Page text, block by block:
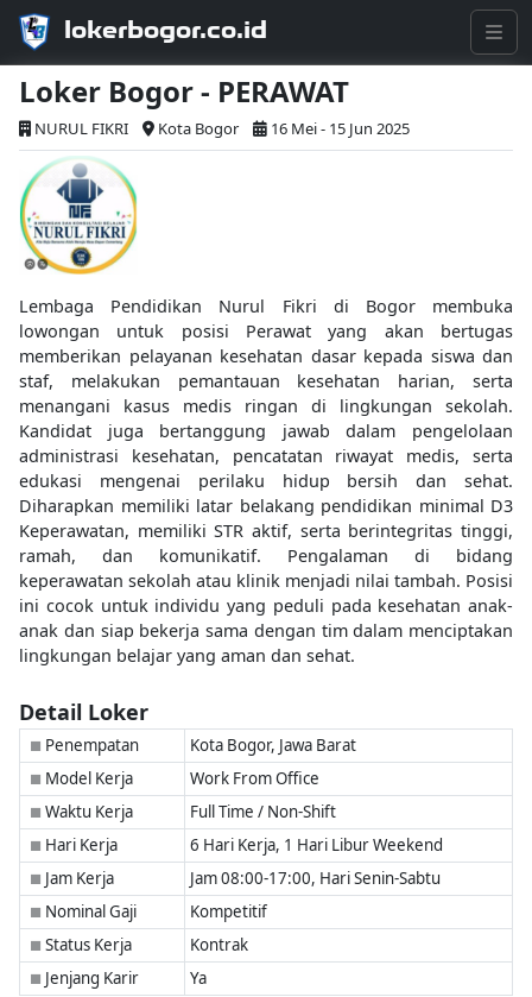
lokerbogor.co.id
Loker Bogor - PERAWAT
NURUL FIKRI Kota Bogor 16 Mei - 15 Jun 2025
Lembaga Pendidikan Nurul Fikri di Bogor membuka
lowongan untuk posisi Perawat yang akan bertugas
memberikan pelayanan kesehatan dasar kepada siswa dan
staf, melakukan pemantauan kesehatan harian, serta
menangani kasus medis ringan di lingkungan sekolah.
Kandidat juga bertanggung jawab dalam pengelolaan
administrasi kesehatan, pencatatan riwayat medis, serta
edukasi mengenai perilaku hidup bersih dan sehat.
Diharapkan memiliki latar belakang pendidikan minimal D3
Keperawatan, memiliki STR aktif, serta berintegritas tinggi,
ramah, dan komunikatif. Pengalaman di bidang
keperawatan sekolah atau klinik menjadi nilai tambah. Posisi
ini cocok untuk individu yang peduli pada kesehatan anak-
anak dan siap bekerja sama dengan tim dalam menciptakan
lingkungan belajar yang aman dan sehat.
Detail Loker
■ Penempatan Kota Bogor, Jawa Barat
■ Model Kerja Work From Office
■ Waktu Kerja Full Time / Non-Shift
■ Hari Kerja 6 Hari Kerja, 1 Hari Libur Weekend
■ Jam Kerja Jam 08:00-17:00, Hari Senin-Sabtu
■ Nominal Gaji Kompetitif
■ Status Kerja Kontrak
■ Jenjang Karir Ya